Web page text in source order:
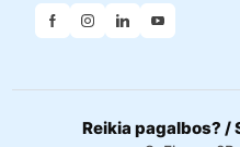
Reikia pagalbos? /